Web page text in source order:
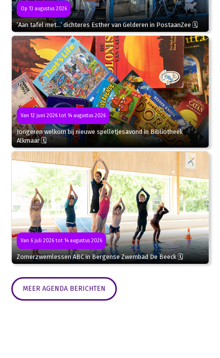
Op 13 augustus 2026
‘Aan tafel met…’ dichteres Esther van Gelderen in PostaanZee 🗓
Van 12 juni 2026 tot 14 augustus 2026
Jongeren welkom bij nieuwe spelletjesavond in Bibliotheek
Alkmaar 🗓
Van 6 juli 2026 tot 14 augustus 2026
Zomerzwemlessen ABC in Bergense Zwembad De Beeck 🗓
MEER AGENDA BERICHTEN